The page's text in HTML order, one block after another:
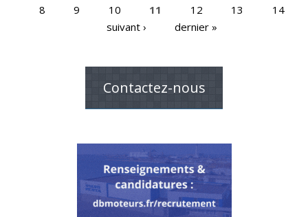
Pages
8
9 10 11 12 13
14
suivant ›
dernier »
Contactez-nous